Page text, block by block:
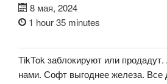
8 мая, 2024
1 hour 35 minutes
TikTok заблокируют или
нами. Софт выгоднее железа. Все